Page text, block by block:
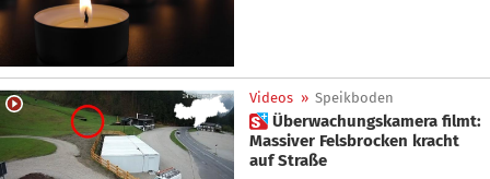
Videos » Speikboden
 Überwachungskamera filmt:
Massiver Felsbrocken kracht
auf Straße